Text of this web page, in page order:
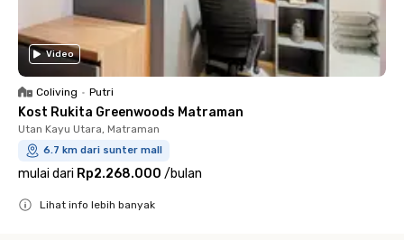
Video
Coliving • Putri
Kost Rukita Greenwoods Matraman
Utan Kayu Utara, Matraman
6.7 km dari sunter mall
mulai dari Rp2.268.000 /bulan
Lihat info lebih banyak